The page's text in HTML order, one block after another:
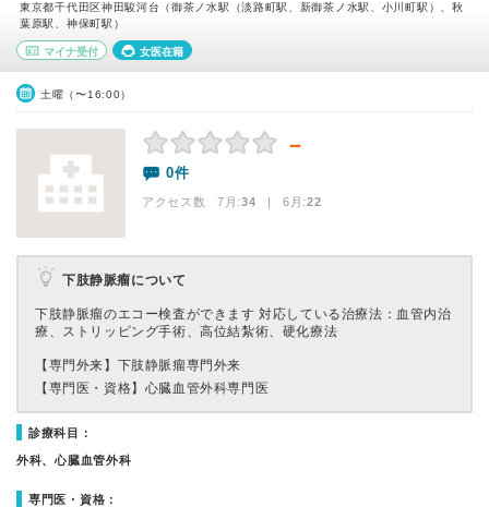
東京都千代田区神田駿河台（御茶ノ水駅（淡路町駅、新御茶ノ水駅、小川町駅）、秋
葉原駅、神保町駅）
マイナ受付 女医在籍
土曜（〜16:00）
－
0件
アクセス数 7月:34 | 6月:22
下肢静脈瘤について
下肢静脈瘤のエコー検査ができます 対応している治療法：血管内治
療、ストリッピング手術、高位結紮術、硬化療法
【専門外来】 下肢静脈瘤専門外来
【専門医・資格】 心臓血管外科専門医
診療科目：
外科、心臓血管外科
専門医・資格：